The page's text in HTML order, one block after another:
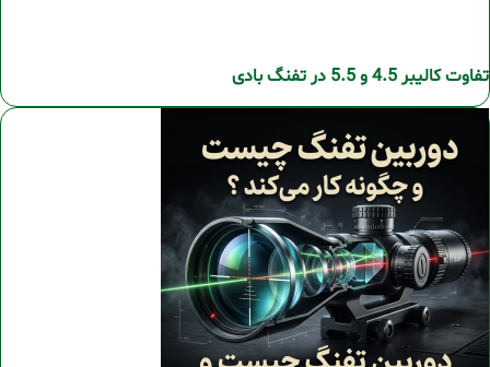
تفاوت کالیبر 4.5 و 5.5 در تفنگ بادی